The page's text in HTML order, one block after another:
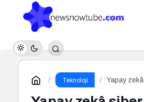
Teknoloji Yapay